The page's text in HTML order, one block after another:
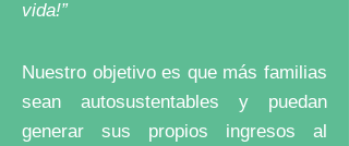
vida!”
​Nuestro objetivo es que más familias
sean autosustentables y puedan
generar sus propios ingresos al